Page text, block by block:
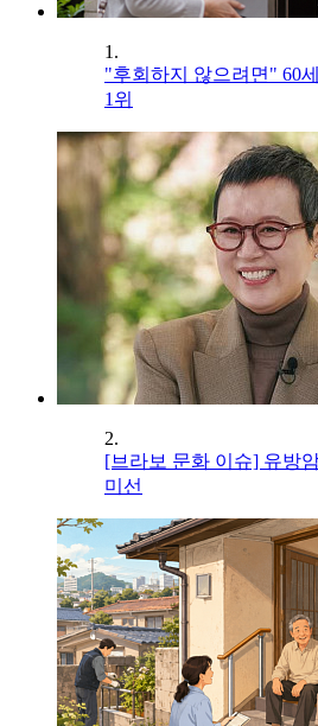
1.
"후회하지 않으려면" 60
1위
2.
[브라보 문화 이슈] 유방
미선